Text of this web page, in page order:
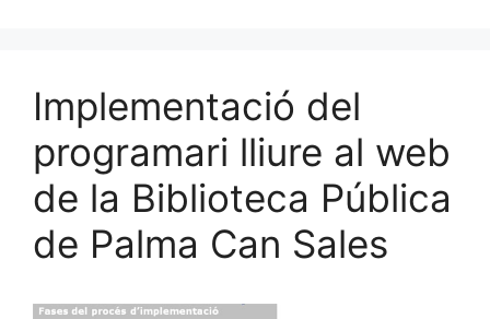
Implementació del
programari lliure al web
de la Biblioteca Pública
de Palma Can Sales